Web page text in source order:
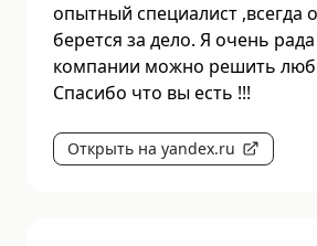
опытный специалист ,всегда
берется за дело. Я очень
компании можно решить
Спасибо что вы есть !!!
Открыть на yandex.ru